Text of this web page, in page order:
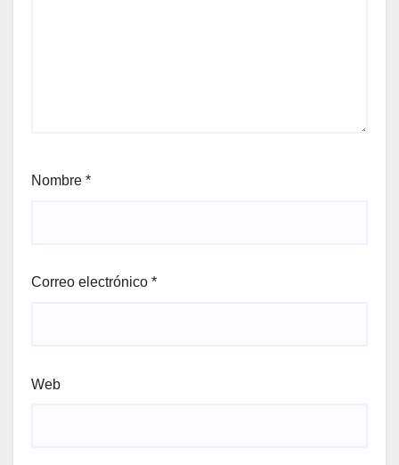
Nombre *
Correo electrónico *
Web